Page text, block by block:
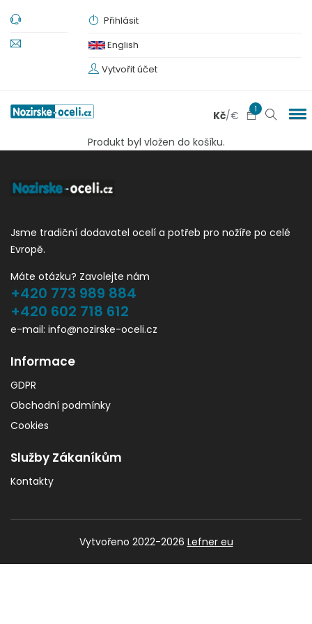
Přihlásit
English
Vytvořit účet
Kč/€ 1
Produkt byl vložen do košíku.
Jsme tradiční dodavatel ocelí a potřeb pro nožíře po celé
Evropě.
Máte otázku? Zavolejte nám
+420 773 989 884
+420 602 718 612
e-mail: info@nozirske-oceli.cz
Informace
GDPR
Obchodní podmínky
Cookies
Služby Zákaníkům
Kontakty
Vytvořeno 2022-2026 Lefner eu